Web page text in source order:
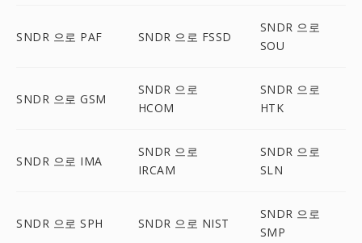
SNDR 으로 PAF SNDR 으로 FSSD
SNDR 으로
SOU
SNDR 으로 GSM
SNDR 으로
HCOM
SNDR 으로
HTK
SNDR 으로 IMA
SNDR 으로
IRCAM
SNDR 으로
SLN
SNDR 으로 SPH SNDR 으로 NIST
SNDR 으로
SMP